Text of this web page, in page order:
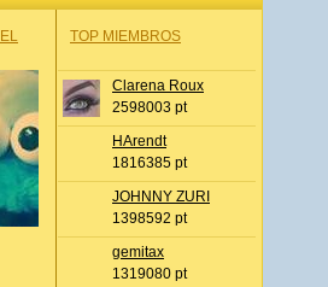
TOP MIEMBROS
Clarena Roux
2598003 pt
HArendt
1816385 pt
JOHNNY ZURI
1398592 pt
gemitax
1319080 pt